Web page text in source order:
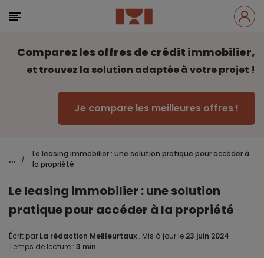
Comparez les offres de crédit immobilier,
et trouvez la solution adaptée à votre projet !
Je compare les meilleures offres !
... /
Le leasing immobilier : une solution pratique pour accéder à
la propriété
Le leasing immobilier : une solution
pratique pour accéder à la propriété
Écrit par La rédaction Meilleurtaux . Mis à jour le 23 juin 2024 .
Temps de lecture : 3 min